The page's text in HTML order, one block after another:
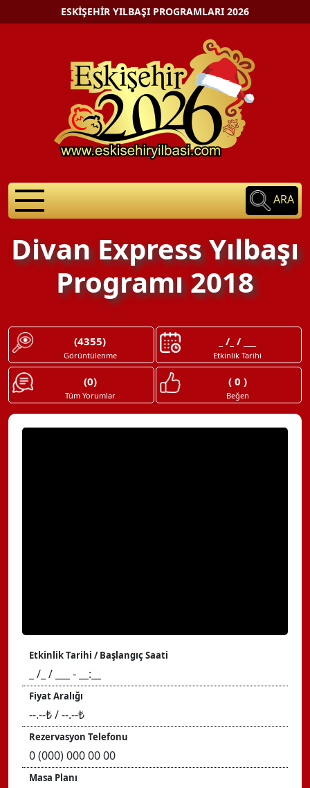
ESKIŞEHIR YILBAŞI PROGRAMLARI 2026
ARA
Divan Express Yılbaşı
Programı 2018
(4355)
Görüntülenme
_ /_ / ___
Etkinlik Tarihi
(0)
Tüm Yorumlar
( 0 )
Beğen
Etkinlik Tarihi / Başlangıç Saati
_ /_ / ___ - __:__
Fiyat Aralığı
--.--₺ / --.--₺
Rezervasyon Telefonu
0 (000) 000 00 00
Masa Planı